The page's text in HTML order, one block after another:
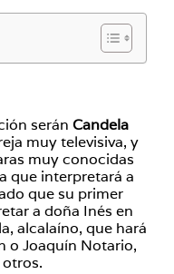
serán Candela
muy televisiva, y
muy conocidas
que interpretará a
que su primer
a doña Inés en
alcalaíno, que hará
o Joaquín Notario,